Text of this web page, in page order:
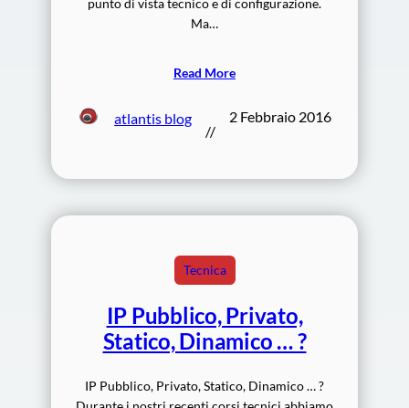
Ma…
Read More
atlantis blog
//
2 Febbraio 2016
Tecnica
IP Pubblico, Privato,
Statico, Dinamico … ?
IP Pubblico, Privato, Statico, Dinamico … ?